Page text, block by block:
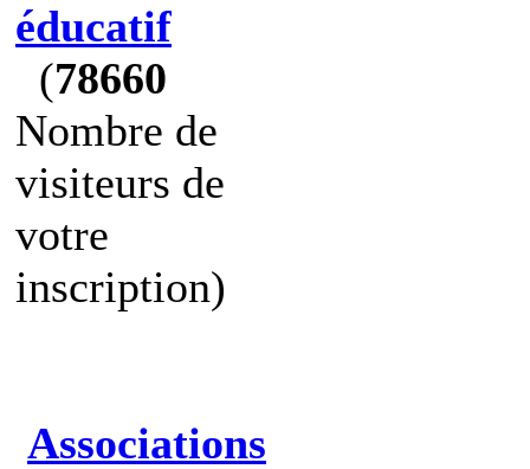
éducatif
(78660
Nombre de
visiteurs de
votre
inscription)
Associations